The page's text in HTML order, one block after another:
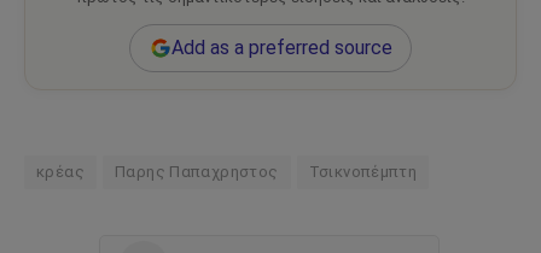
Add as a preferred source
κρέας Παρης Παπαχρηστος Τσικνοπέμπτη